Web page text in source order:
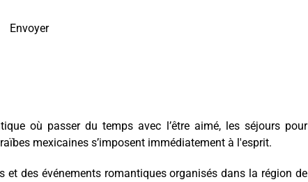
Envoyer
où passer du temps avec l’être aimé, les séjours pour
mexicaines s’imposent immédiatement à l'esprit.
des événements romantiques organisés dans la région de